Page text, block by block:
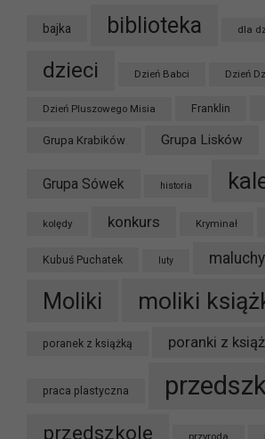
bajka biblioteka dla
dzieci Dzień Babci Dzień
Dzień Pluszowego Misia Franklin
Grupa Krabików Grupa Lisków
Grupa Sówek historia
kolędy konkurs Kryminał
Kubuś Puchatek luty maluchy
Moliki moliki
poranek z książką poranki z
praca plastyczna
przedszkole przyroda